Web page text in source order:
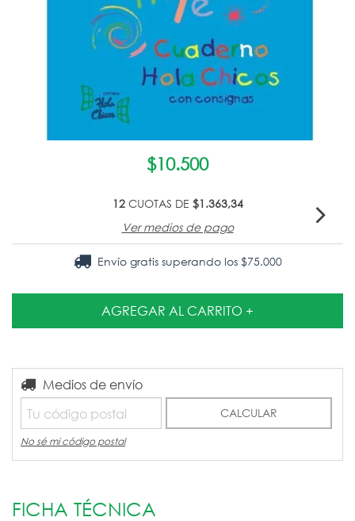
$10.500
12CUOTAS DE $1.363,34
Ver medios de pago
Envío gratis superando los $75.000
Entregas para el CP:
Medios de envío
CALCULAR
No sé mi código postal
FICHA TÉCNICA